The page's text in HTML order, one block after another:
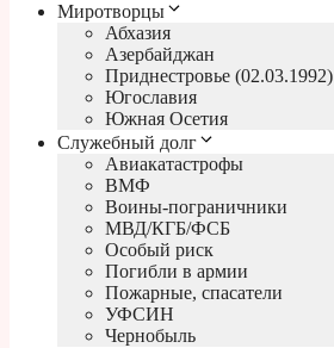
Миротворцы
Абхазия
Азербайджан
Приднестровье (02.03.1992)
Югославия
Южная Осетия
Служебный долг
Авиакатастрофы
ВМФ
Воины-пограничники
МВД/КГБ/ФСБ
Особый риск
Погибли в армии
Пожарные, спасатели
УФСИН
Чернобыль